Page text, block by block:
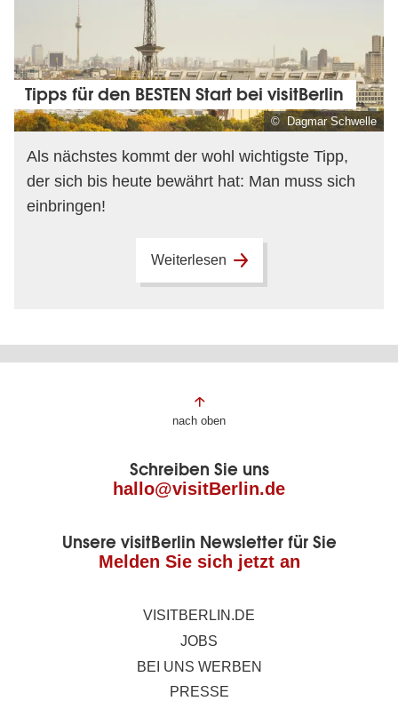
© Dagmar Schwelle
Tipps für den BESTEN Start bei visitBerlin
Als nächstes kommt der wohl wichtigste Tipp,
der sich bis heute bewährt hat: Man muss sich
einbringen!
Weiterlesen
Fußbereich
Seite
nach oben
Schreiben Sie uns
hallo@visitBerlin.de
Unsere visitBerlin Newsletter für Sie
Melden Sie sich jetzt an
VISITBERLIN.DE
JOBS
BEI UNS WERBEN
PRESSE